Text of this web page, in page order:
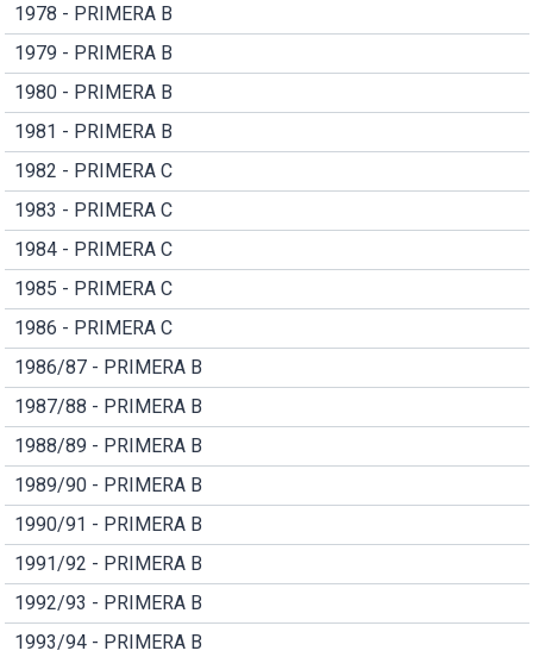
1978 - PRIMERA B
1979 - PRIMERA B
1980 - PRIMERA B
1981 - PRIMERA B
1982 - PRIMERA C
1983 - PRIMERA C
1984 - PRIMERA C
1985 - PRIMERA C
1986 - PRIMERA C
1986/87 - PRIMERA B
1987/88 - PRIMERA B
1988/89 - PRIMERA B
1989/90 - PRIMERA B
1990/91 - PRIMERA B
1991/92 - PRIMERA B
1992/93 - PRIMERA B
1993/94 - PRIMERA B